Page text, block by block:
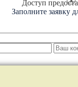
Доступ
Заполните заявку